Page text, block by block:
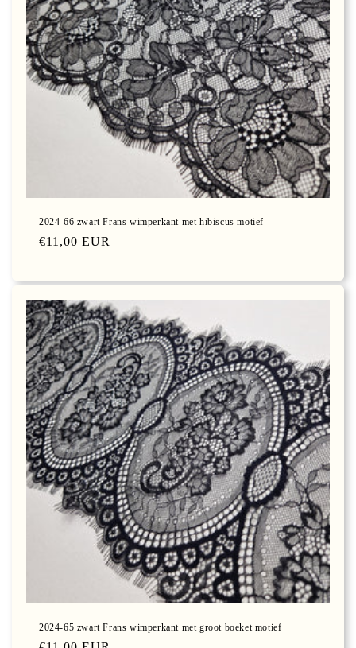
2024-66 zwart Frans wimperkant met hibiscus motief
Normale
€11,00 EUR
2024-65 zwart Frans wimperkant met groot boeket motief